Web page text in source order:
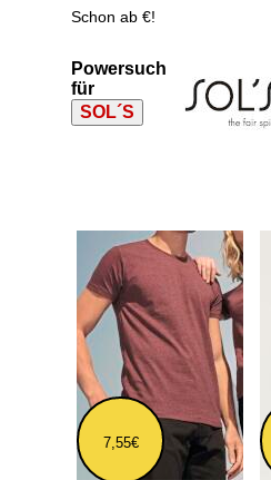
Schon ab €!
Powersuche
für
SOL´S
7,55€